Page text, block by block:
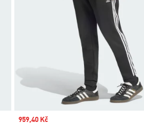
Sale price
959,40 Kč